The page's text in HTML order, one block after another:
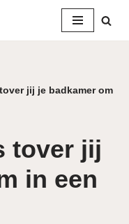
jij je badkamer om
tover jij
in een